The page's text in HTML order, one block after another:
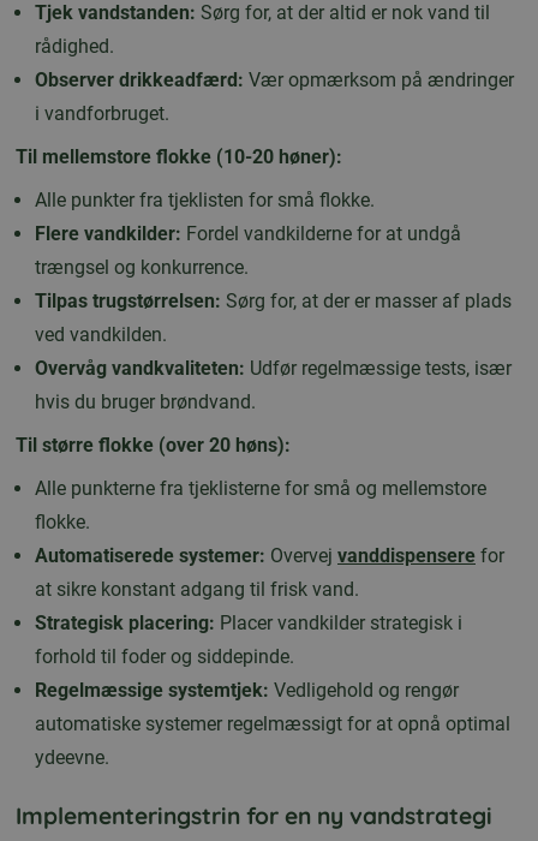
Tjek vandstanden: Sørg for, at der altid er nok vand til
rådighed.
Observer drikkeadfærd: Vær opmærksom på ændringer
i vandforbruget.
Til mellemstore flokke (10-20 høner):
Alle punkter fra tjeklisten for små flokke.
Flere vandkilder: Fordel vandkilderne for at undgå
trængsel og konkurrence.
Tilpas trugstørrelsen: Sørg for, at der er masser af plads
ved vandkilden.
Overvåg vandkvaliteten: Udfør regelmæssige tests, især
hvis du bruger brøndvand.
Til større flokke (over 20 høns):
Alle punkterne fra tjeklisterne for små og mellemstore
flokke.
Automatiserede systemer: Overvej vanddispensere for
at sikre konstant adgang til frisk vand.
Strategisk placering: Placer vandkilder strategisk i
forhold til foder og siddepinde.
Regelmæssige systemtjek: Vedligehold og rengør
automatiske systemer regelmæssigt for at opnå optimal
ydeevne.
Implementeringstrin for en ny vandstrategi